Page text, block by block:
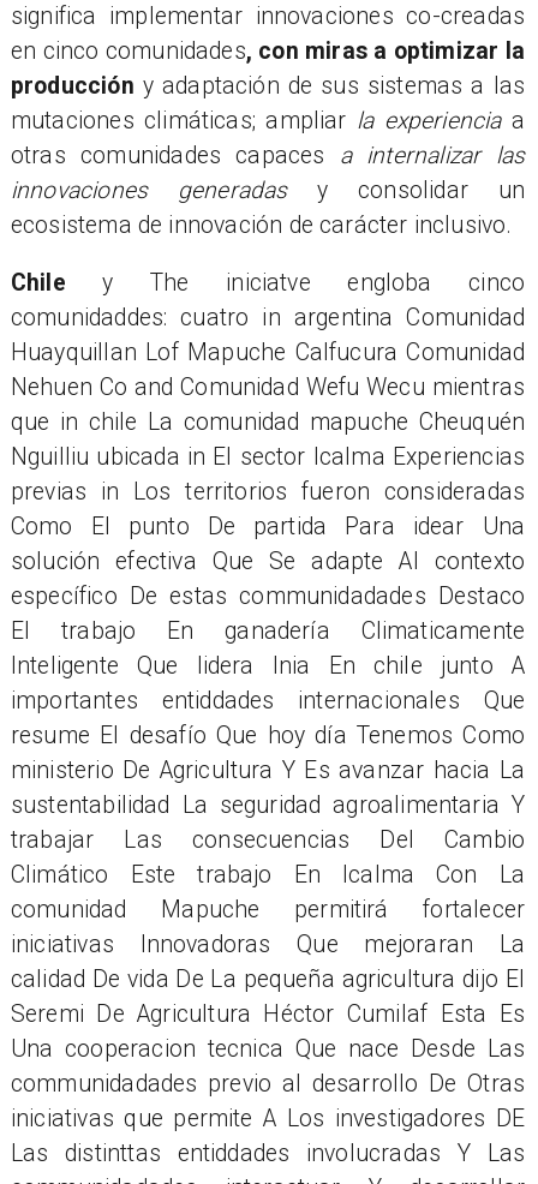
significa implementar innovaciones co-creadas
en cinco comunidades, con miras a optimizar la
producción y adaptación de sus sistemas a las
mutaciones climáticas; ampliar la experiencia a
otras comunidades capaces
a internalizar las
innovaciones generadasy consolidar un
ecosistema de innovación de carácter inclusivo.
Chile yThe iniciatve engloba cinco
comunidaddes: cuatro in argentina Comunidad
Huayquillan Lof Mapuche Calfucura Comunidad
Nehuen Co and Comunidad Wefu Wecu mientras
que in chile La comunidad mapuche Cheuquén
Nguilliu ubicada in El sector Icalma Experiencias
previas in Los territorios fueron consideradas
Como El punto De partida Para idear Una
solución efectiva Que Se adapte Al contexto
específico De estas communidadades Destaco
El trabajo En ganadería Climaticamente
Inteligente Que lidera Inia En chile junto A
importantes entiddades internacionales Que
resume El desafío Que hoy día Tenemos Como
ministerio De Agricultura Y Es avanzar hacia La
sustentabilidad La seguridad agroalimentaria Y
trabajar Las consecuencias Del Cambio
Climático Este trabajo En Icalma Con La
comunidad Mapuche permitirá fortalecer
iniciativas Innovadoras Que mejoraran La
calidad De vida De La pequeña agricultura dijo El
Seremi De Agricultura Héctor Cumilaf Esta Es
Una cooperacion tecnica Que nace Desde Las
communidadades previo al desarrollo De Otras
iniciativas que permite A Los investigadores DE
Las distinttas entiddades involucradas Y Las